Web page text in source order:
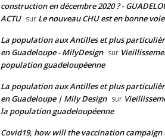
construction en décembre 2020 ? -
ACTU sur Le nouveau CHU est en bonne voie
La population aux Antilles et plus
en Guadeloupe - MilyDesign sur
population guadeloupéenne
La population aux Antilles et plus
en Guadeloupe | Mily Design sur
la population guadeloupéenne
Covid19, how will the vaccination